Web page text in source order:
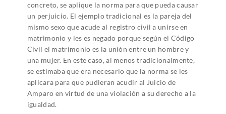
concreto, se aplique la norma para que pueda causar
un perjuicio. El ejemplo tradicional es la pareja del
mismo sexo que acude al registro civil a unirse en
matrimonio y les es negado porque según el Código
Civil el matrimonio es la unión entre un hombre y
una mujer. En este caso, al menos tradicionalmente,
se estimaba que era necesario que la norma se les
aplicara para que pudieran acudir al Juicio de
Amparo en virtud de una violación a su derecho a la
igualdad.